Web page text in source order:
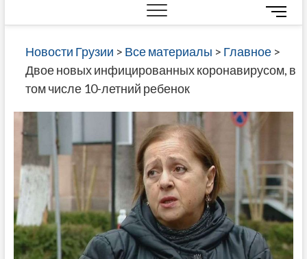
ГРУЗИИ
САЙТЕ
M
e
n
u
o
n
Новости Грузии > Все материалы > Главное>
Двое новых инфицированных коронавирусом, в
том числе 10-летний ребенок